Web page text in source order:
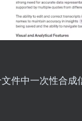
件中一次性合成